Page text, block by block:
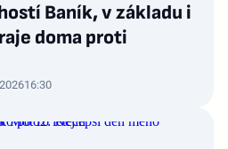
Baník, v základu i
doma proti
16:30